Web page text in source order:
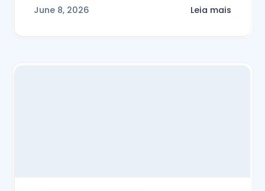
June 8, 2026 Leia mais